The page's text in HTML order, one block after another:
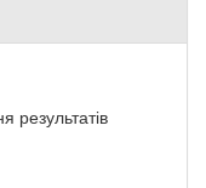
результатів